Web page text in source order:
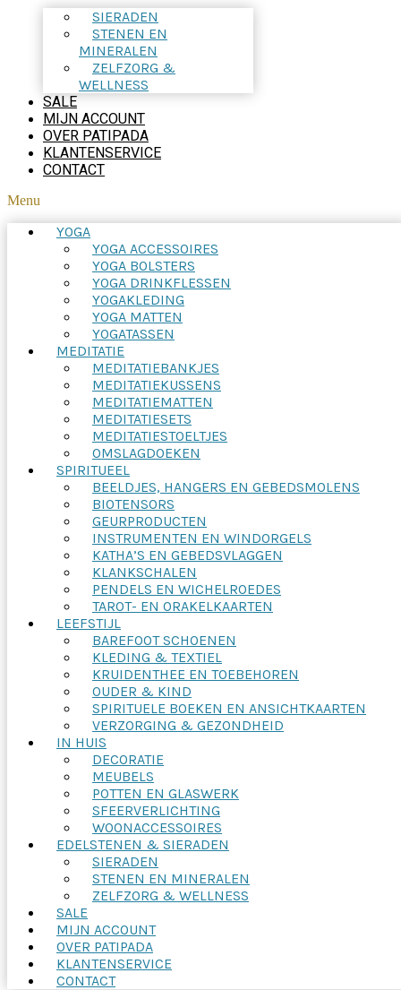
SIERADEN
STENEN EN
MINERALEN
ZELFZORG &
WELLNESS
SALE
MIJN ACCOUNT
OVER PATIPADA
KLANTENSERVICE
CONTACT
Menu
YOGA
YOGA ACCESSOIRES
YOGA BOLSTERS
YOGA DRINKFLESSEN
YOGAKLEDING
YOGA MATTEN
YOGATASSEN
MEDITATIE
MEDITATIEBANKJES
MEDITATIEKUSSENS
MEDITATIEMATTEN
MEDITATIESETS
MEDITATIESTOELTJES
OMSLAGDOEKEN
SPIRITUEEL
BEELDJES, HANGERS EN GEBEDSMOLENS
BIOTENSORS
GEURPRODUCTEN
INSTRUMENTEN EN WINDORGELS
KATHA’S EN GEBEDSVLAGGEN
KLANKSCHALEN
PENDELS EN WICHELROEDES
TAROT- EN ORAKELKAARTEN
LEEFSTIJL
BAREFOOT SCHOENEN
KLEDING & TEXTIEL
KRUIDENTHEE EN TOEBEHOREN
OUDER & KIND
SPIRITUELE BOEKEN EN ANSICHTKAARTEN
VERZORGING & GEZONDHEID
IN HUIS
DECORATIE
MEUBELS
POTTEN EN GLASWERK
SFEERVERLICHTING
WOONACCESSOIRES
EDELSTENEN & SIERADEN
SIERADEN
STENEN EN MINERALEN
ZELFZORG & WELLNESS
SALE
MIJN ACCOUNT
OVER PATIPADA
KLANTENSERVICE
CONTACT